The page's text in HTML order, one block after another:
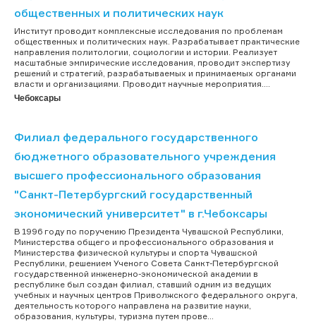
общественных и политических наук
Институт проводит комплексные исследования по проблемам
общественных и политических наук. Разрабатывает практические
направления политологии, социологии и истории. Реализует
масштабные эмпирические исследования, проводит экспертизу
решений и стратегий, разрабатываемых и принимаемых органами
власти и организациями. Проводит научные мероприятия....
Чебоксары
Филиал федерального государственного
бюджетного образовательного учреждения
высшего профессионального образования
"Санкт-Петербургский государственный
экономический университет" в г.Чебоксары
В 1996 году по поручению Президента Чувашской Республики,
Министерства общего и профессионального образования и
Министерства физической культуры и спорта Чувашской
Республики, решением Ученого Совета Санкт-Петербургской
государственной инженерно-экономической академии в
республике был создан филиал, ставший одним из ведущих
учебных и научных центров Приволжского федерального округа,
деятельность которого направлена на развитие науки,
образования, культуры, туризма путем прове...